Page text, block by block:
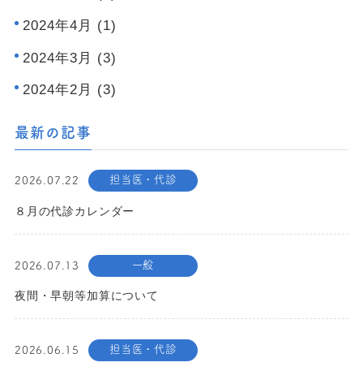
2024年4月 (1)
2024年3月 (3)
2024年2月 (3)
最新の記事
2026.07.22 担当医・代診
８月の代診カレンダー
2026.07.13 一般
夜間・早朝等加算について
2026.06.15 担当医・代診